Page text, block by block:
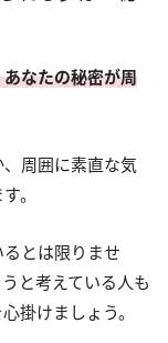
なたの秘密が周
周囲に素直な気
。
とは限りませ
と考えている人も
掛けましょう。